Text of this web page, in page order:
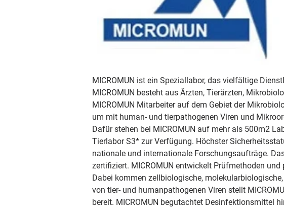
MICROMUN ist ein Speziallabor, das vielfältige
MICROMUN besteht aus Ärzten, Tierärzten,
MICROMUN Mitarbeiter auf dem Gebiet der
um mit human- und tierpathogenen Viren und
Dafür stehen bei MICROMUN auf mehr als 500m2
Tierlabor S3* zur Verfügung. Höchster
nationale und internationale Forschungsaufträge.
zertifiziert. MICROMUN entwickelt Prüfmethoden
Dabei kommen zellbiologische,
von tier- und humanpathogenen Viren stellt
bereit. MICROMUN begutachtet Desinfektionsmittel